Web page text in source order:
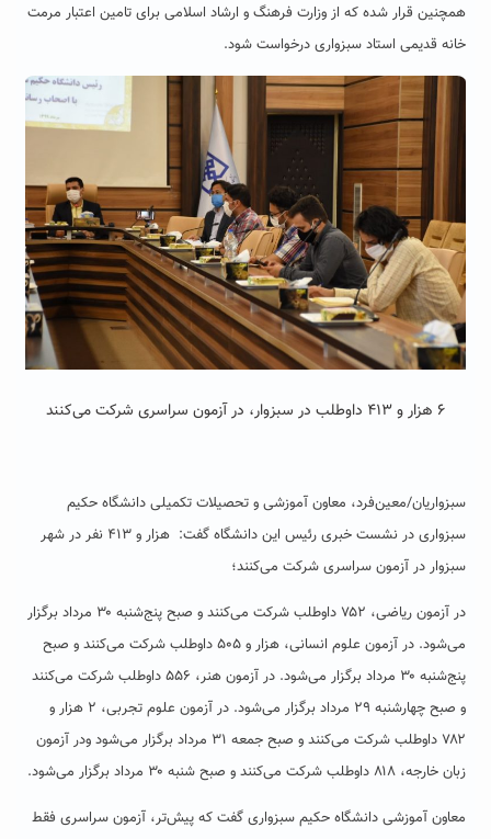
همچنین قرار شده که از وزارت فرهنگ و ارشاد اسلامی برای تامین اعتبار مرمت
خانه قدیمی استاد سبزواری درخواست شود.
۶ هزار و ۴۱۳ داوطلب در سبزوار، در آزمون سراسری شرکت می‌کنند
سبزواریان/معین‌فرد، معاون آموزشی و تحصیلات تکمیلی دانشگاه حکیم
سبزواری در نشست خبری رئیس این دانشگاه گفت: هزار و ۴۱۳ نفر در شهر
سبزوار در آزمون سراسری شرکت می‌کنند؛
در آزمون ریاضی، ۷۵۲ داوطلب شرکت می‌کنند و صبح پنج‌شنبه ۳۰ مرداد برگزار
می‌شود. در آزمون علوم انسانی، هزار و ۵۰۵ داوطلب شرکت می‌کنند و صبح
پنج‌شنبه ۳۰ مرداد برگزار می‌شود. در آزمون هنر، ۵۵۶ داوطلب شرکت می‌کنند
و صبح چهارشنبه ۲۹ مرداد برگزار می‌شود. در آزمون علوم تجربی، ۲ هزار و
۷۸۲ داوطلب شرکت می‌کنند و صبح جمعه ۳۱ مرداد برگزار می‌شود ودر آزمون
زبان خارجه، ۸۱۸ داوطلب شرکت می‌کنند و صبح شنبه ۳۰ مرداد برگزار می‌شود.
معاون آموزشی دانشگاه حکیم سبزواری گفت که پیش‌تر، آزمون سراسری فقط